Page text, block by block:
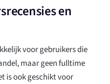
en
voor gebruikers die
maar geen fulltime
is ook geschikt voor